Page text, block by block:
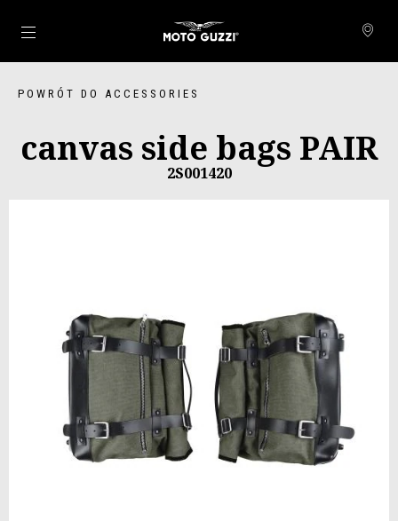
Idź do strony głównej
POWRÓT DO ACCESSORIES
canvas side bags PAIR
2S001420